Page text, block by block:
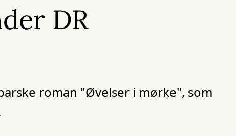
DR
roman "Øvelser i mørke", som